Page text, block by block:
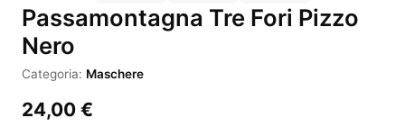
Passamontagna Tre Fori Pizzo
Nero
Categoria: Maschere
24,00 €